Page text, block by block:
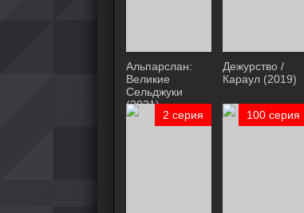
Альпарслан:
Великие
Сельджуки
(2021)
Дежурство /
Караул (2019)
2 серия 100 серия